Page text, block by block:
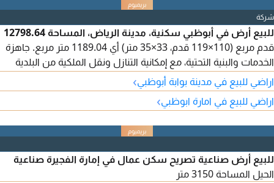
شركة
للبيع أرض في أبوظبي سكنية، مدينة الرياض، المساحة 12798.64
قدم مربع (110×119 قدم، 33×35 متر) أي 1189.04 متر مربع. جاهزة
الخدمات والبنية التحتية، مع إمكانية التنازل ونقل الملكية من البلدية
مباشرة. حوض 135، الأرض مساحتها كبيرة، وهي ثاني قطعة من
الزاوية. المطلوب 2 مليون و550 ألف درهم، قابلة للتفاوض. التنازل
فقط للإماراتيين.
اراضي للبيع في مدينة بوابة أبوظبي›
اراضي للبيع في امارة ابوظبي›
للبيع أرض صناعية تصريح سكن عمال في إمارة الفجيرة صناعية
الحيل المساحة 3150 متر